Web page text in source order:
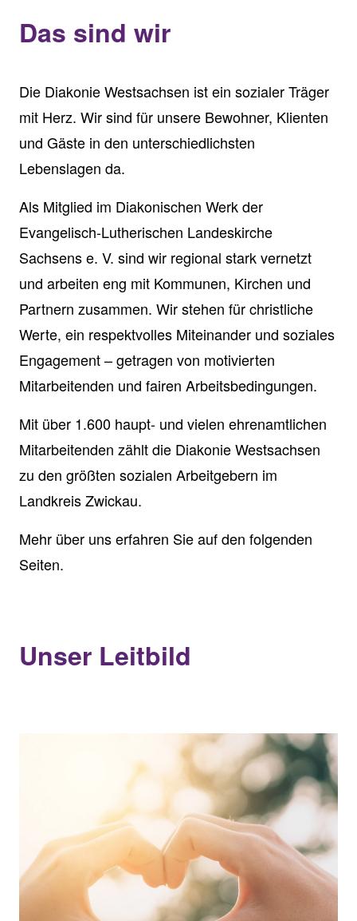
Das sind wir
Die Diakonie Westsachsen ist ein sozialer Träger
mit Herz. Wir sind für unsere Bewohner, Klienten
und Gäste in den unterschiedlichsten
Lebenslagen da.
Als Mitglied im Diakonischen Werk der
Evangelisch-Lutherischen Landeskirche
Sachsens e. V. sind wir regional stark vernetzt
und arbeiten eng mit Kommunen, Kirchen und
Partnern zusammen. Wir stehen für christliche
Werte, ein respektvolles Miteinander und soziales
Engagement – getragen von motivierten
Mitarbeitenden und fairen Arbeitsbedingungen.
Mit über 1.600 haupt- und vielen ehrenamtlichen
Mitarbeitenden zählt die Diakonie Westsachsen
zu den größten sozialen Arbeitgebern im
Landkreis Zwickau.
Mehr über uns erfahren Sie auf den folgenden
Seiten.
Unser Leitbild